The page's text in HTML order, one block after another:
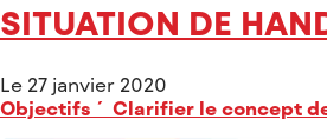
SITUATION DE
Le 27 janvier 2020
Objectifs ´ Clarifier le concept